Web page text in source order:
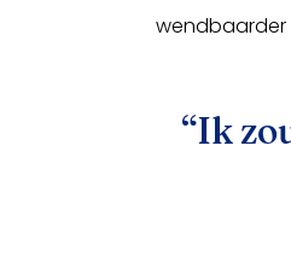
wendbaarder
“Ik